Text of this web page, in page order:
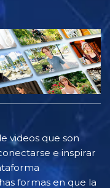
videos que son
e inspirar
formas en que la